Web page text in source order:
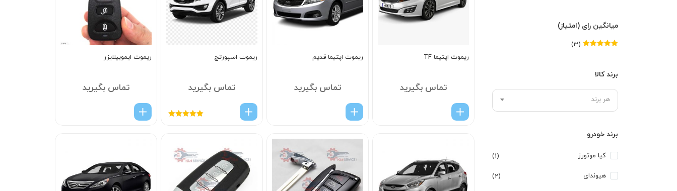
میانگین رای (امتیاز)
(3)
برند کالا
هر برند
برند خودرو
کیا موتورز (1)
هیوندای (2)
ریموت اپتیما TF
تماس بگیرید
ریموت اپتیما قدیم
تماس بگیرید
ریموت اسپورتج
تماس بگیرید
ریموت ایموبیلایزر
تماس بگیرید